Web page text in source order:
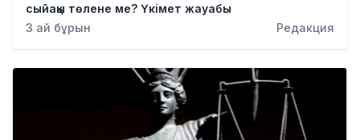
сыйақы төлене ме? Үкімет жауабы
3 ай бұрын
Редакция